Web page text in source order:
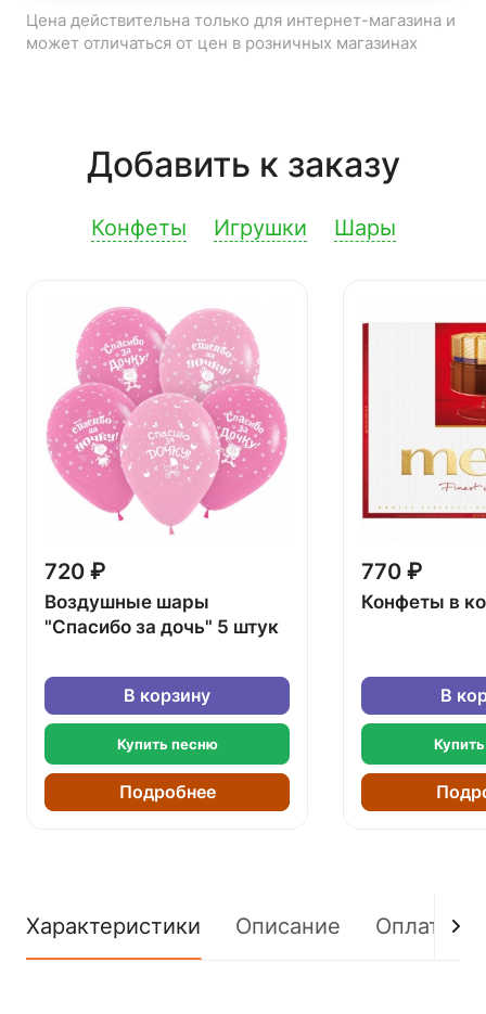
Цена действительна только для интернет-магазина и
может отличаться от цен в розничных магазинах
Добавить к заказу
Конфеты Игрушки Шары
720 ₽
Воздушные шары
"Спасибо за дочь" 5 штук
В корзину
Купить песню
Подробнее
770 ₽
Конфеты в
В
Характеристики Описание Оплата